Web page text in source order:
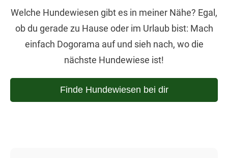
Welche Hundewiesen gibt es in meiner Nähe? Egal,
ob du gerade zu Hause oder im Urlaub bist: Mach
einfach Dogorama auf und sieh nach, wo die
nächste Hundewiese ist!
Finde Hundewiesen bei dir